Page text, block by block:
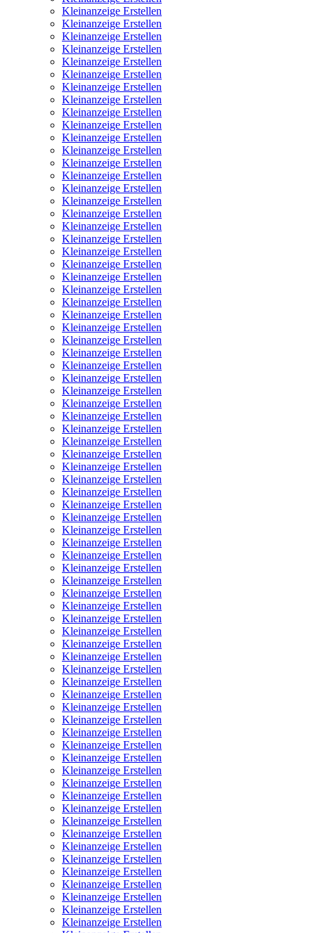
Kleinanzeige Erstellen
Kleinanzeige Erstellen
Kleinanzeige Erstellen
Kleinanzeige Erstellen
Kleinanzeige Erstellen
Kleinanzeige Erstellen
Kleinanzeige Erstellen
Kleinanzeige Erstellen
Kleinanzeige Erstellen
Kleinanzeige Erstellen
Kleinanzeige Erstellen
Kleinanzeige Erstellen
Kleinanzeige Erstellen
Kleinanzeige Erstellen
Kleinanzeige Erstellen
Kleinanzeige Erstellen
Kleinanzeige Erstellen
Kleinanzeige Erstellen
Kleinanzeige Erstellen
Kleinanzeige Erstellen
Kleinanzeige Erstellen
Kleinanzeige Erstellen
Kleinanzeige Erstellen
Kleinanzeige Erstellen
Kleinanzeige Erstellen
Kleinanzeige Erstellen
Kleinanzeige Erstellen
Kleinanzeige Erstellen
Kleinanzeige Erstellen
Kleinanzeige Erstellen
Kleinanzeige Erstellen
Kleinanzeige Erstellen
Kleinanzeige Erstellen
Kleinanzeige Erstellen
Kleinanzeige Erstellen
Kleinanzeige Erstellen
Kleinanzeige Erstellen
Kleinanzeige Erstellen
Kleinanzeige Erstellen
Kleinanzeige Erstellen
Kleinanzeige Erstellen
Kleinanzeige Erstellen
Kleinanzeige Erstellen
Kleinanzeige Erstellen
Kleinanzeige Erstellen
Kleinanzeige Erstellen
Kleinanzeige Erstellen
Kleinanzeige Erstellen
Kleinanzeige Erstellen
Kleinanzeige Erstellen
Kleinanzeige Erstellen
Kleinanzeige Erstellen
Kleinanzeige Erstellen
Kleinanzeige Erstellen
Kleinanzeige Erstellen
Kleinanzeige Erstellen
Kleinanzeige Erstellen
Kleinanzeige Erstellen
Kleinanzeige Erstellen
Kleinanzeige Erstellen
Kleinanzeige Erstellen
Kleinanzeige Erstellen
Kleinanzeige Erstellen
Kleinanzeige Erstellen
Kleinanzeige Erstellen
Kleinanzeige Erstellen
Kleinanzeige Erstellen
Kleinanzeige Erstellen
Kleinanzeige Erstellen
Kleinanzeige Erstellen
Kleinanzeige Erstellen
Kleinanzeige Erstellen
Kleinanzeige Erstellen